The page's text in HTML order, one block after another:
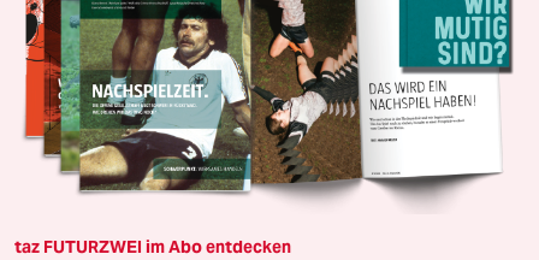
taz FUTURZWEI im Abo entdecken